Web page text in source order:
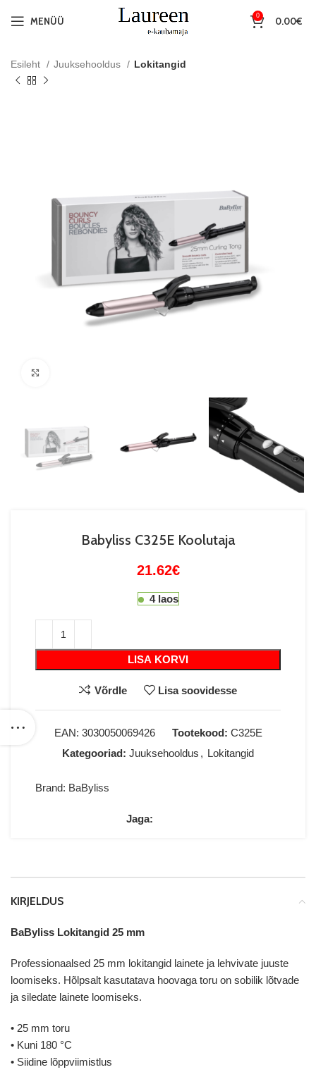
MENÜÜ 0 0.00€
Esileht Juuksehooldus Lokitangid
Babyliss C325E Koolutaja
21.62€
4 laos
LISA KORVI
Võrdle Lisa soovidesse
EAN: 3030050069426 Tootekood: C325E
Kategooriad: Juuksehooldus , Lokitangid
Brand: BaByliss
Jaga:
KIRJELDUS
BaByliss Lokitangid 25 mm
Professionaalsed 25 mm lokitangid lainete ja lehvivate juuste
loomiseks. Hõlpsalt kasutatava hoovaga toru on sobilik lõtvade
ja siledate lainete loomiseks.
• 25 mm toru
• Kuni 180 °C
• Siidine lõppviimistlus